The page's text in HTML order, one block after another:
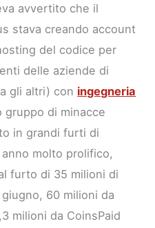
avvertito che il
stava creando account
del codice per
delle aziende di
gli altri) con ingegneria
gruppo di minacce
in grandi furti di
molto prolifico,
furto di 35 milioni di
60 milioni da
milioni da CoinsPaid